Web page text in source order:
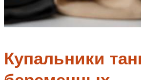
Купальники